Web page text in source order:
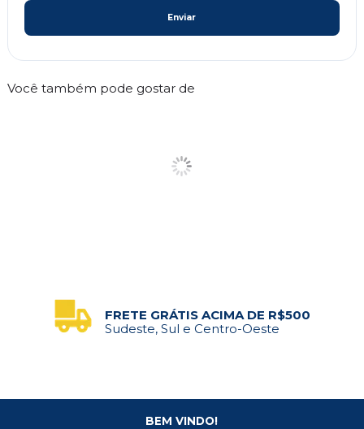
Enviar
Você também pode gostar de
FRETE GRÁTIS ACIMA DE R$500
Sudeste, Sul e Centro-Oeste
BEM VINDO!